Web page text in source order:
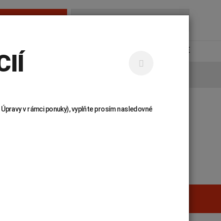
UNILABS ONLINE
v rámci ponuky), vyplňte prosím nasledovné